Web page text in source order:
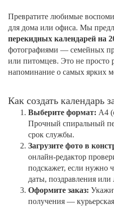
Превратите любимые
для дома или офиса. Мы
перекидных календарей на
фотографиями — семейных
или питомцев. Это не просто
напоминание о самых ярких
Как создать календарь
Выберите формат: А4
Прочный спиральный
срок службы.
Загрузите фото в
онлайн-редактор
подскажет, если нужно
даты, поздравления
Оформите заказ:
получения —